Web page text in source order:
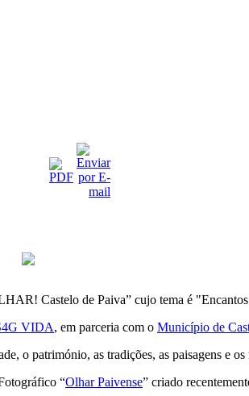
Castelo de Paiva” cujo tema é
VIDA, em parceria com o Município de
o património, as tradições, as paisagens e
“Olhar Paivense” criado